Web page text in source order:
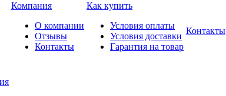
Компания
О компании
Отзывы
Контакты
Как купить
Условия оплаты
Условия доставки
Гарантия на товар
Контакты